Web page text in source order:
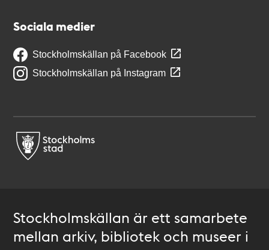
Sociala medier
Stockholmskällan på Facebook
Stockholmskällan på Instagram
Stockholmskällan är ett samarbete
mellan arkiv, bibliotek och museer i